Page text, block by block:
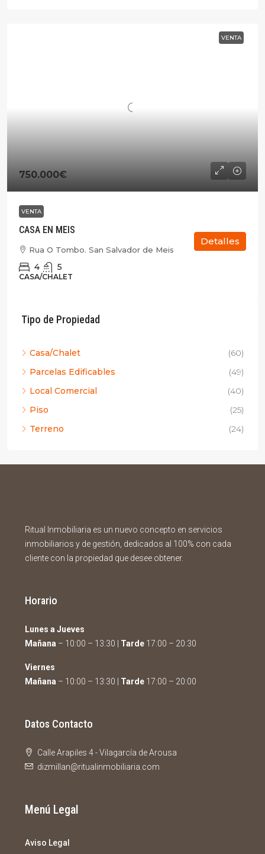
VENTA
750.000€
VENTA
CASA EN MEIS
Rua O Tombo. San Salvador de Meis
4 5
CASA/CHALET
Detalles
Tipo de Propiedad
Casa/Chalet
(60)
Parcelas Edificables
(49)
Local Comercial
(40)
Piso
(25)
Terreno
(24)
Ritual Inmobiliaria es un nuevo concepto en servicios
inmobiliarios y de gestión, dedicados al 100% con cada
cliente con la propiedad que desee obtener.
Horario
Lunes a Jueves
Mañana – 10:00 – 13:30 | Tarde 17:00 – 20:30
Viernes
Mañana – 10:00 – 13:30 | Tarde 17:00 – 20:00
Datos Contacto
Calle Arapiles 4 - Vilagarcía de Arousa
dizmillan@ritualinmobiliaria.com
Menú Legal
Aviso Legal